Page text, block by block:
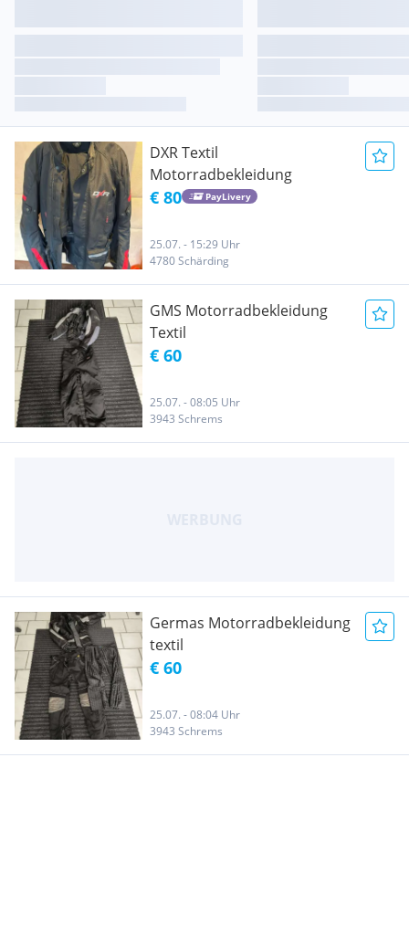
DXR Textil
Motorradbekleidung
€ 80 PayLivery
25.07. - 15:29 Uhr
4780 Schärding
GMS Motorradbekleidung
Textil
€ 60
25.07. - 08:05 Uhr
3943 Schrems
Germas Motorradbekleidung
textil
€ 60
25.07. - 08:04 Uhr
3943 Schrems